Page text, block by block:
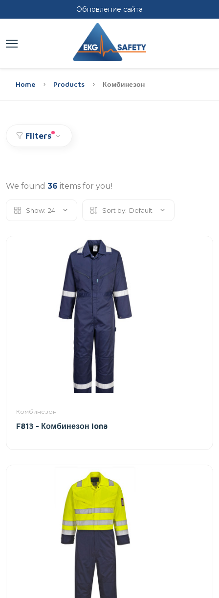
Обновление сайта
Home Products Комбинезон
Filters
We found 36 items for you!
Show: 24 Sort by: Default
Комбинезон
F813 - Комбинезон Iona